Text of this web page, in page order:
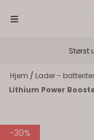
Størst
Hjem / Lader -
Lithium Power
-30%